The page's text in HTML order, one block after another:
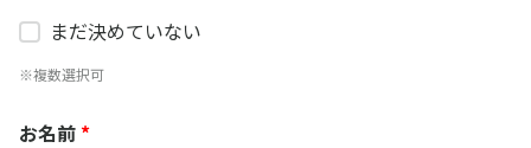
まだ決めていない
※複数選択可
お名前 *